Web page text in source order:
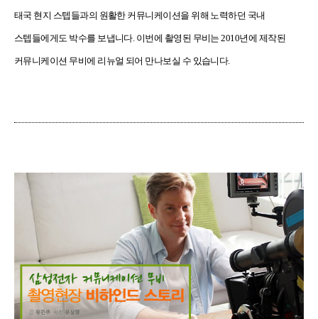
태국 현지 스텝들과의 원활한 커뮤니케이션을 위해 노력하던 국내
스텝들에게도 박수를 보냅니다. 이번에 촬영된 무비는 2010년에 제작된
커뮤니케이션 무비에 리뉴얼 되어 만나보실 수 있습니다.